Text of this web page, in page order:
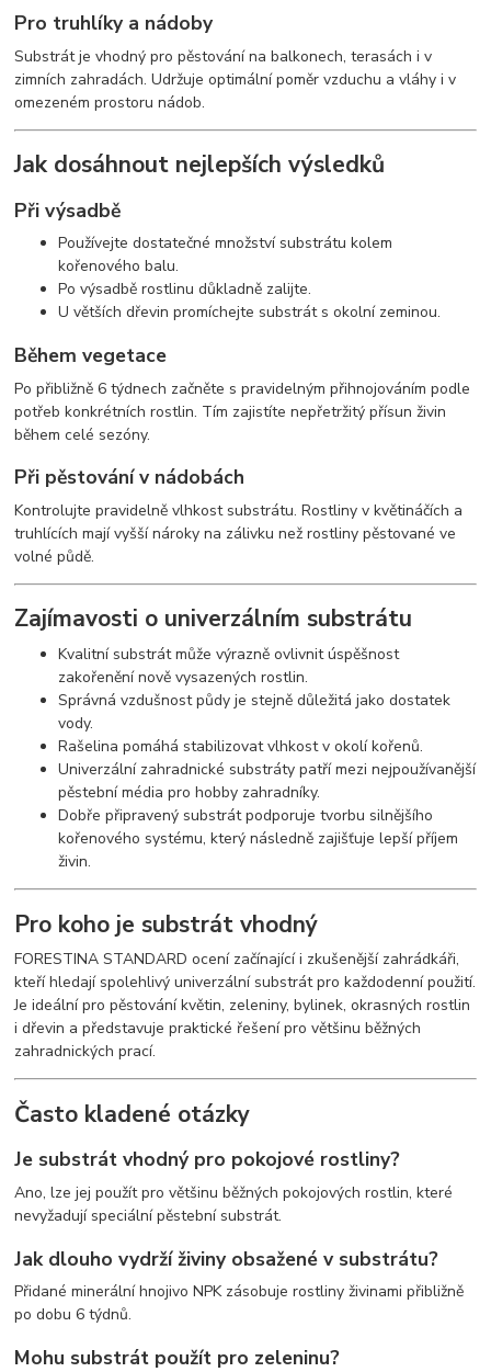
Pro truhlíky a nádoby
Substrát je vhodný pro pěstování na balkonech, terasách i v
zimních zahradách. Udržuje optimální poměr vzduchu a vláhy i v
omezeném prostoru nádob.
Jak dosáhnout nejlepších výsledků
Při výsadbě
Používejte dostatečné množství substrátu kolem
kořenového balu.
Po výsadbě rostlinu důkladně zalijte.
U větších dřevin promíchejte substrát s okolní zeminou.
Během vegetace
Po přibližně 6 týdnech začněte s pravidelným přihnojováním podle
potřeb konkrétních rostlin. Tím zajistíte nepřetržitý přísun živin
během celé sezóny.
Při pěstování v nádobách
Kontrolujte pravidelně vlhkost substrátu. Rostliny v květináčích a
truhlících mají vyšší nároky na zálivku než rostliny pěstované ve
volné půdě.
Zajímavosti o univerzálním substrátu
Kvalitní substrát může výrazně ovlivnit úspěšnost
zakořenění nově vysazených rostlin.
Správná vzdušnost půdy je stejně důležitá jako dostatek
vody.
Rašelina pomáhá stabilizovat vlhkost v okolí kořenů.
Univerzální zahradnické substráty patří mezi nejpoužívanější
pěstební média pro hobby zahradníky.
Dobře připravený substrát podporuje tvorbu silnějšího
kořenového systému, který následně zajišťuje lepší příjem
živin.
Pro koho je substrát vhodný
FORESTINA STANDARD ocení začínající i zkušenější zahrádkáři,
kteří hledají spolehlivý univerzální substrát pro každodenní použití.
Je ideální pro pěstování květin, zeleniny, bylinek, okrasných rostlin
i dřevin a představuje praktické řešení pro většinu běžných
zahradnických prací.
Často kladené otázky
Je substrát vhodný pro pokojové rostliny?
Ano, lze jej použít pro většinu běžných pokojových rostlin, které
nevyžadují speciální pěstební substrát.
Jak dlouho vydrží živiny obsažené v substrátu?
Přidané minerální hnojivo NPK zásobuje rostliny živinami přibližně
po dobu 6 týdnů.
Mohu substrát použít pro zeleninu?